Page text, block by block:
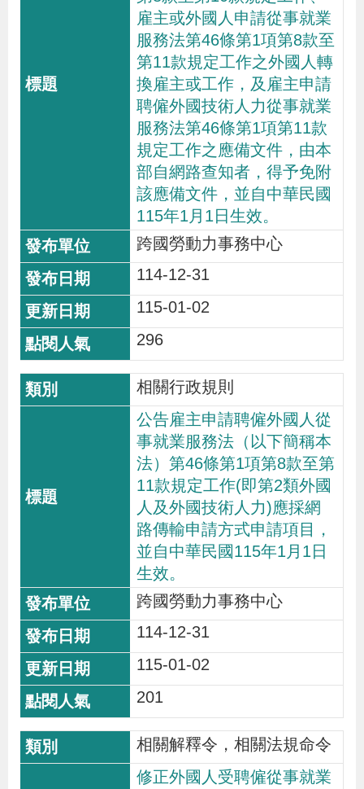
雇主或外國人申請從事就業
服務法第46條第1項第8款至
第11款規定工作之外國人轉
換雇主或工作，及雇主申請
聘僱外國技術人力從事就業
服務法第46條第1項第11款
規定工作之應備文件，由本
部自網路查知者，得予免附
該應備文件，並自中華民國
115年1月1日生效。
跨國勞動力事務中心
114-12-31
115-01-02
296
相關行政規則
公告雇主申請聘僱外國人從
事就業服務法（以下簡稱本
法）第46條第1項第8款至第
11款規定工作(即第2類外國
人及外國技術人力)應採網
路傳輸申請方式申請項目，
並自中華民國115年1月1日
生效。
跨國勞動力事務中心
114-12-31
115-01-02
201
相關解釋令，相關法規命令
修正外國人受聘僱從事就業